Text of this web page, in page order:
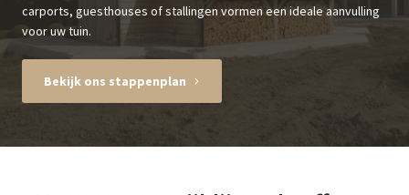
carports, guesthouses of stallingen vormen een ideale aanvulling
voor uw tuin.
Bekijk ons stappenplan